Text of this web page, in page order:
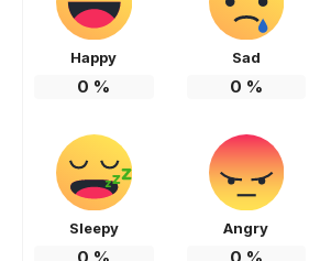
Happy
0 %
Sad
0 %
Sleepy Angry